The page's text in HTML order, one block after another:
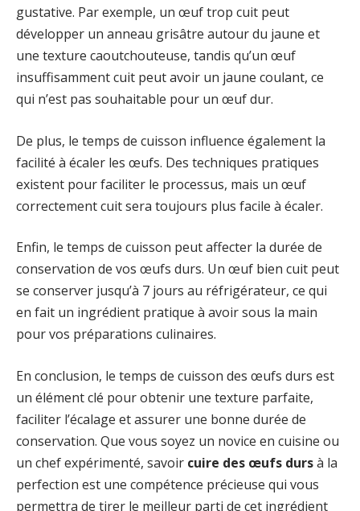
gustative. Par exemple, un œuf trop cuit peut
développer un anneau grisâtre autour du jaune et
une texture caoutchouteuse, tandis qu’un œuf
insuffisamment cuit peut avoir un jaune coulant, ce
qui n’est pas souhaitable pour un œuf dur.
De plus, le temps de cuisson influence également la
facilité à écaler les œufs. Des techniques pratiques
existent pour faciliter le processus, mais un œuf
correctement cuit sera toujours plus facile à écaler.
Enfin, le temps de cuisson peut affecter la durée de
conservation de vos œufs durs. Un œuf bien cuit peut
se conserver jusqu’à 7 jours au réfrigérateur, ce qui
en fait un ingrédient pratique à avoir sous la main
pour vos préparations culinaires.
En conclusion, le temps de cuisson des œufs durs est
un élément clé pour obtenir une texture parfaite,
faciliter l’écalage et assurer une bonne durée de
conservation. Que vous soyez un novice en cuisine ou
un chef expérimenté, savoir cuire des œufs dursà la
perfection est une compétence précieuse qui vous
permettra de tirer le meilleur parti de cet ingrédient